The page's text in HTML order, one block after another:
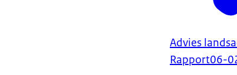
Advies
Rapport06-